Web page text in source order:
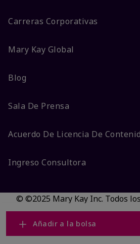
Añadir a la bolsa
Carreras Corporativas
Mary Kay Global
Blog
Sala De Prensa
Acuerdo De Licencia De
Ingreso Consultora
© ©2025 Mary Kay Inc. Todos
reservados.
No vender/Preferencias de